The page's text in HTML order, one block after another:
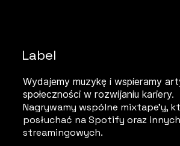
Label
Wydajemy muzykę i wspieramy
społeczności w rozwijaniu kariery.
Nagrywamy wspólne mixtape'y,
posłuchać na Spotify oraz
streamingowych.